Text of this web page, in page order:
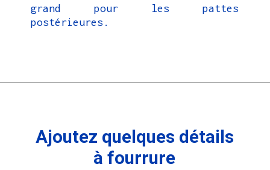
grand pour les pattes
postérieures.
Ajoutez quelques détails
à fourrure